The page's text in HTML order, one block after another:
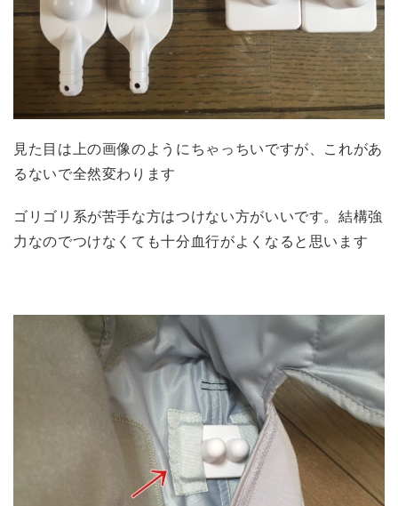
見た目は上の画像のようにちゃっちいですが、これがあ
るないで全然変わります
ゴリゴリ系が苦手な方はつけない方がいいです。結構強
力なのでつけなくても十分血行がよくなると思います